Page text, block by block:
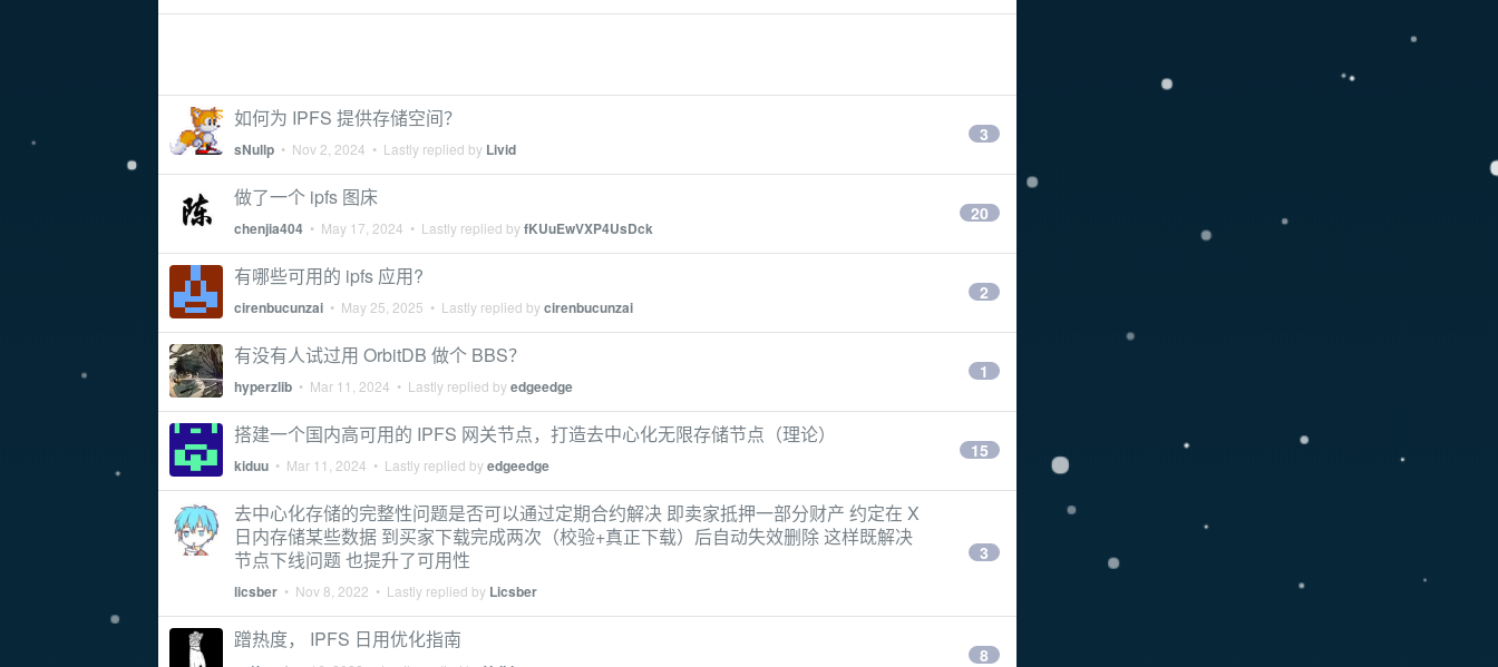
如何为 IPFS 提供存储空间？
sNullp • Nov 2, 2024 • Lastly replied by Livid
3
做了一个 ipfs 图床
chenjia404 • May 17, 2024 • Lastly replied byfKUuEwVXP4UsDck
20
有哪些可用的 ipfs 应用?
cirenbucunzai • May 25, 2025 • Lastly replied bycirenbucunzai
2
有没有人试过用 OrbitDB 做个 BBS？
hyperzlib • Mar 11, 2024 • Lastly replied byedgeedge
1
搭建一个国内高可用的 IPFS 网关节点，打造去中心化无限存储节点（理论）
kiduu • Mar 11, 2024 • Lastly replied byedgeedge
15
去中心化存储的完整性问题是否可以通过定期合约解决 即卖家抵押一部分财产 约定在 X
日内存储某些数据 到买家下载完成两次（校验+真正下载）后自动失效删除 这样既解决
节点下线问题 也提升了可用性
licsber • Nov 8, 2022 • Lastly replied by Licsber
3
蹭热度， IPFS 日用优化指南
8